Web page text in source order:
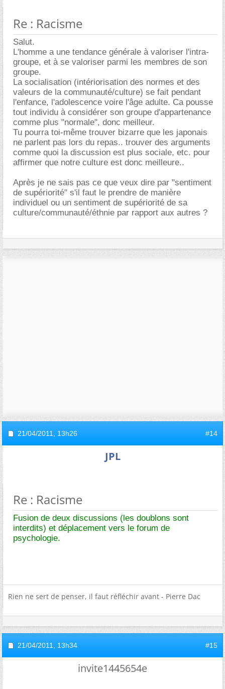
Re : Racisme
Salut.
L'homme a une tendance générale à valoriser l'intra-
groupe, et à se valoriser parmi les membres de son
groupe.
La socialisation (intériorisation des normes et des
valeurs de la communauté/culture) se fait pendant
l'enfance, l'adolescence voire l'âge adulte. Ca pousse
tout individu à considérer son groupe d'appartenance
comme plus "normale", donc meilleur.
Tu pourra toi-même trouver bizarre que les japonais
ne parlent pas lors du repas.. trouver des arguments
comme quoi la discussion est plus sociale, etc. pour
affirmer que notre culture est donc meilleure..
Après je ne sais pas ce que veux dire par "sentiment
de supériorité" s'il faut le prendre de manière
individuel ou un sentiment de supériorité de sa
culture/communauté/éthnie par rapport aux autres ?
21/04/2011, 13h26 #14
JPL
Re : Racisme
Fusion de deux discussions (les doublons sont
interdits) et déplacement vers le forum de
psychologie.
Rien ne sert de penser, il faut réfléchir avant - Pierre Dac
21/04/2011, 13h34 #15
invite1445654e